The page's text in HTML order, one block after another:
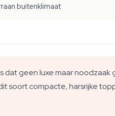
buitenklimaat
dat geen luxe maar
soort compacte, harsrijke